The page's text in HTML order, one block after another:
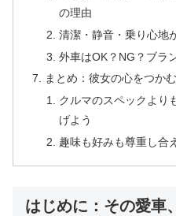
の理由
清潔・静音・乗り心地
外車はOK？NG？ブラ
まとめ：彼女の心をつか
クルマのスペックより
げよう
趣味も好みも尊重し合
はじめに：その愛車